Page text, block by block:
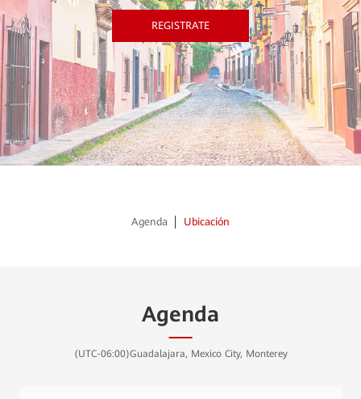
REGISTRATE
Agenda Ubicación
Agenda
(UTC-06:00)Guadalajara, Mexico City, Monterey